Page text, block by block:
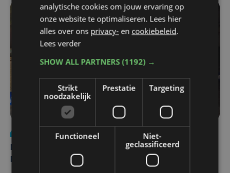
di 4 augustus | 09:32
Man en vrouw dood aangetroffen in woning in Sint-
Pieters Brugge
analytische cookies om jouw ervaring op
onze website te optimaliseren. Lees hier
alles over ons privacy- en cookiebeleid.
Lees verder
SHOW ALL PARTNERS(1192) →
Strikt
noodzakelijk
Prestatie Targeting
Functioneel
Niet-
geclassificeerd